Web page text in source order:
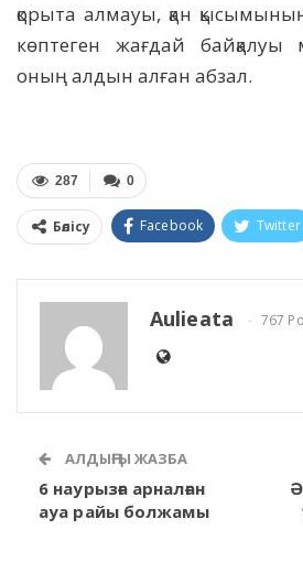
қорыта алмауы, қан
көптеген жағдай байқалуы
оның алдын алған абзал.
0
287
Бөлісу Facebook Twitter
Aulieata 767
АЛДЫҢҒЫ ЖАЗБА
6 наурызға арналған
ауа райы болжамы